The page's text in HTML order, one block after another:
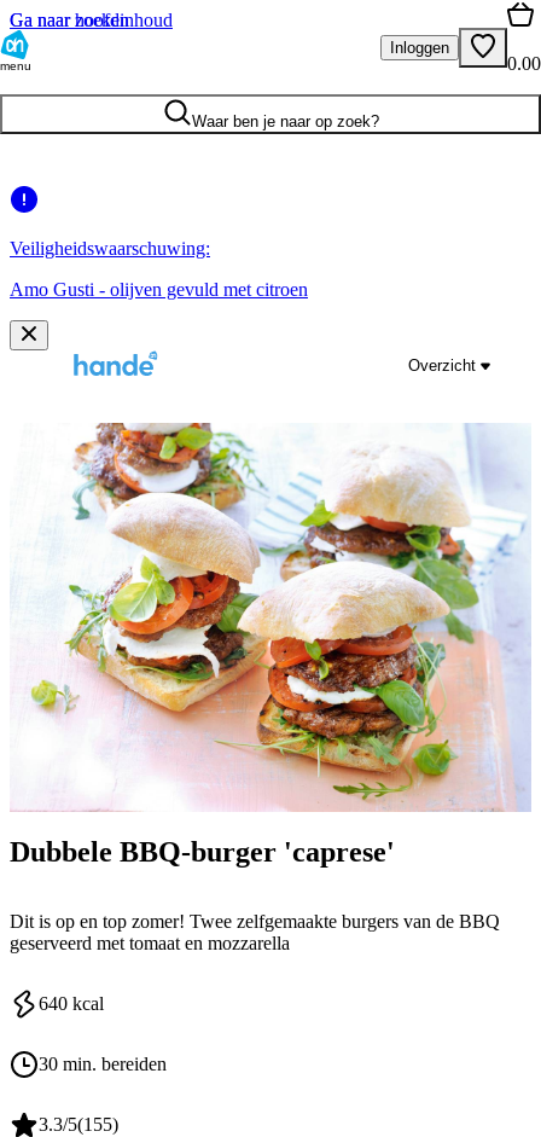
Ga naar hoofdinhoud
Ga naar zoeken
menu
Inloggen
0.00
Waar ben je naar op zoek?
Veiligheidswaarschuwing:
Amo Gusti - olijven gevuld met citroen
Overzicht
Dubbele BBQ-burger 'caprese'
Dit is op en top zomer! Twee zelfgemaakte burgers van de BBQ
geserveerd met tomaat en mozzarella
640 kcal
30 min. bereiden
3.3/5(155)